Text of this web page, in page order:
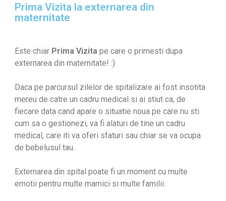
Prima Vizita la externarea din
maternitate
Este chiar Prima Vizita pe care o primesti dupa
externarea din maternitate! :)
Daca pe parcursul zilelor de spitalizare ai fost insotita
mereu de catre un cadru medical si ai stiut ca, de
fiecare data cand apare o situatie noua pe care nu sti
cum sa o gestionezi, va fi alaturi de tine un cadru
medical, care iti va oferi sfaturi sau chiar se va ocupa
de bebelusul tau.
Externarea din spital poate fi un moment cu multe
emotii pentru multe mamici si multe familii.